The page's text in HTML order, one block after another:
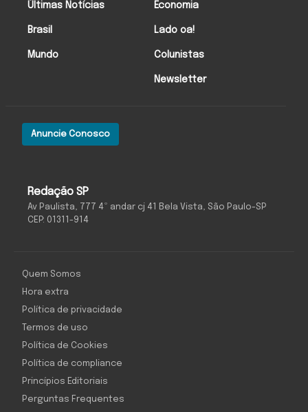
Redação SP
Av Paulista, 777 4º andar cj 41 Bela Vista, São Paulo-SP
CEP: 01311-914
Anuncie Conosco
Últimas Notícias
Brasil
Mundo
Economia
Lado oa!
Colunistas
Newsletter
Quem Somos
Hora extra
Política de privacidade
Termos de uso
Política de Cookies
Política de compliance
Princípios Editoriais
Perguntas Frequentes